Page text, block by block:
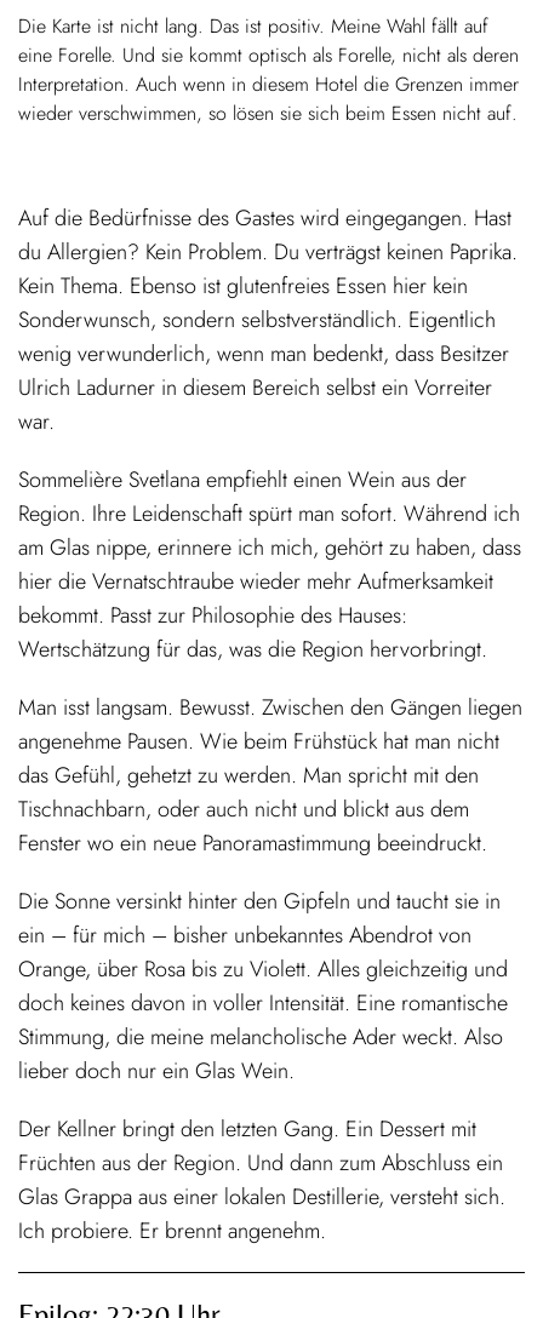
Die Karte ist nicht lang. Das ist positiv. Meine Wahl fällt auf
eine Forelle. Und sie kommt optisch als Forelle, nicht als deren
Interpretation. Auch wenn in diesem Hotel die Grenzen immer
wieder verschwimmen, so lösen sie sich beim Essen nicht auf.
Auf die Bedürfnisse des Gastes wird eingegangen. Hast
du Allergien? Kein Problem. Du verträgst keinen Paprika.
Kein Thema. Ebenso ist glutenfreies Essen hier kein
Sonderwunsch, sondern selbstverständlich. Eigentlich
wenig verwunderlich, wenn man bedenkt, dass Besitzer
Ulrich Ladurner in diesem Bereich selbst ein Vorreiter
war.
Sommelière Svetlana empfiehlt einen Wein aus der
Region. Ihre Leidenschaft spürt man sofort. Während ich
am Glas nippe, erinnere ich mich, gehört zu haben, dass
hier die Vernatschtraube wieder mehr Aufmerksamkeit
bekommt. Passt zur Philosophie des Hauses:
Wertschätzung für das, was die Region hervorbringt.
Man isst langsam. Bewusst. Zwischen den Gängen liegen
angenehme Pausen. Wie beim Frühstück hat man nicht
das Gefühl, gehetzt zu werden. Man spricht mit den
Tischnachbarn, oder auch nicht und blickt aus dem
Fenster wo ein neue Panoramastimmung beeindruckt.
Die Sonne versinkt hinter den Gipfeln und taucht sie in
ein – für mich – bisher unbekanntes Abendrot von
Orange, über Rosa bis zu Violett. Alles gleichzeitig und
doch keines davon in voller Intensität. Eine romantische
Stimmung, die meine melancholische Ader weckt. Also
lieber doch nur ein Glas Wein.
Der Kellner bringt den letzten Gang. Ein Dessert mit
Früchten aus der Region. Und dann zum Abschluss ein
Glas Grappa aus einer lokalen Destillerie, versteht sich.
Ich probiere. Er brennt angenehm.